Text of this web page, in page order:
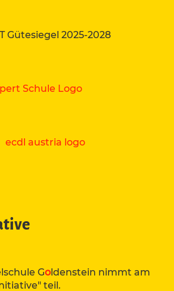
Go ldenstein nimmt am
teil.